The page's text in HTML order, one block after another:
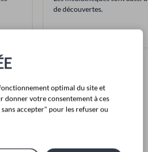
de découvertes.
optimal du site et
donner votre consentement à ces
accepter" pour les refuser ou